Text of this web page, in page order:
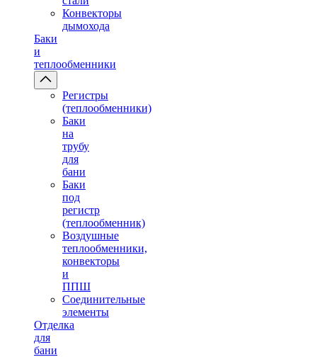
Конвекторы
дымохода
Баки
и
теплообменники
Регистры
(теплообменники)
Баки
на
трубу
для
бани
Баки
под
регистр
(теплообменник)
Воздушные
теплообменники,
конвекторы
и
ППШ
Соединительные
элементы
Отделка
для
бани